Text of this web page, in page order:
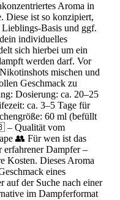
Aroma in
Diese ist so konzipiert,
Lieblings-Basis und ggf.
individuelles
sich hierbei um ein
werden darf. Vor
mischen und
Geschmack zu
Dosierung: ca. 20–25
ca. 3–5 Tage für
60 ml (befüllt
– Qualität vom
👥 Für wen ist das
erfahrener Dampfer –
Kosten. Dieses Aroma
eines
auf der Suche nach einer
im Dampferformat